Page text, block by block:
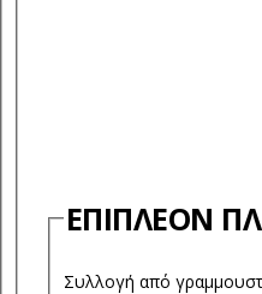
ΕΠΙΠΛΈΟΝ
Συλλογή από